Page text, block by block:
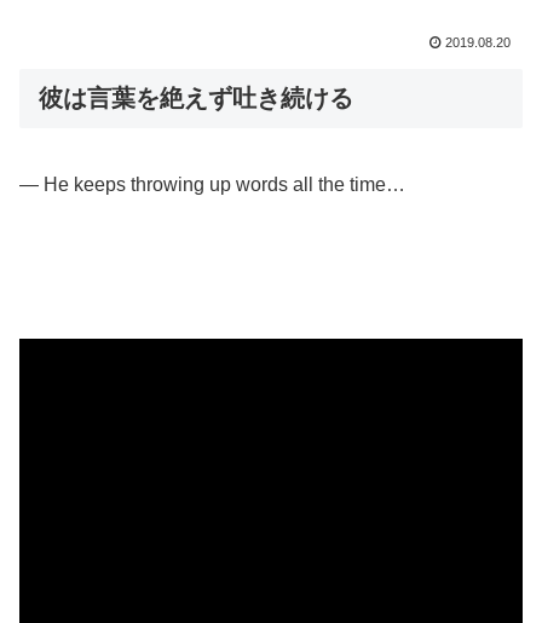
2019.08.20
彼は言葉を絶えず吐き続ける
— He keeps throwing up words all the time…